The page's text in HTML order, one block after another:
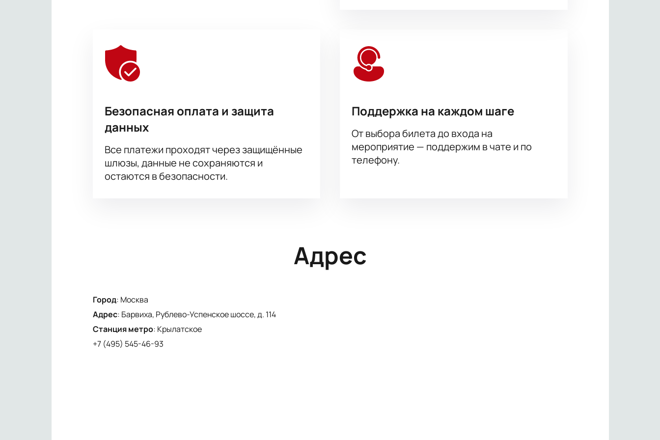
Безопасная оплата и защита
данных
Все платежи проходят через защищённые
шлюзы, данные не сохраняются и
остаются в безопасности.
Поддержка на каждом шаге
От выбора билета до входа на
мероприятие — поддержим в чате и по
телефону.
Адрес
Город: Москва
Адрес: Барвиха, Рублево-Успенское шоссе, д. 114
Станция метро: Крылатское
+7 (495) 545-46-93